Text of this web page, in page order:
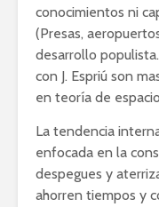
conocimientos ni
(Presas,
desarrollo
con J. Espriú son
en teoría de
La tendencia
enfocada en la
despegues y
ahorren tiempos y